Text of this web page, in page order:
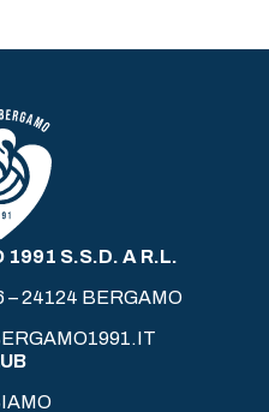
1991 S.S.D. A R.L.
– 24124 BERGAMO